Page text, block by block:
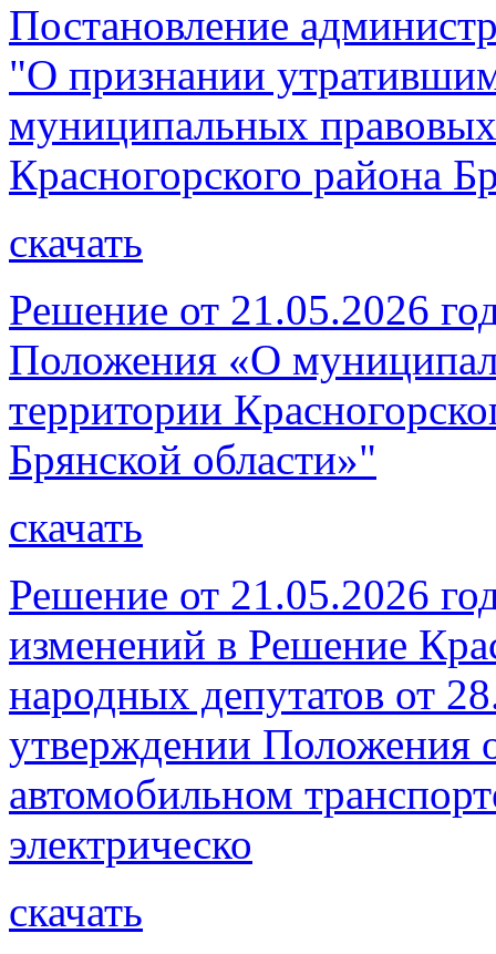
Постановление
"О признании
муниципальных
Красногорского района
скачать
Решение от 21.05.2026
Положения «О
территории
Брянской области»"
скачать
Решение от 21.05.2026
изменений в Решение
народных депутатов от
утверждении Положения
автомобильном
электрическо
скачать